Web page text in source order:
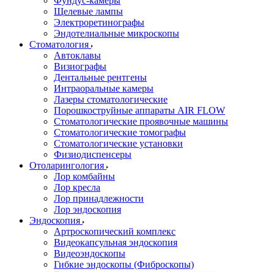
Щелевые лампы
Электроретинографы
Эндотелиальные микроскопы
Стоматология
Автоклавы
Визиографы
Дентальные рентгены
Интраоральные камеры
Лазеры стоматологические
Порошкоструйные аппараты AIR FLOW
Стоматологические проявочные машины
Стоматологические томографы
Стоматологические установки
Физиодиспенсеры
Отоларингология
Лор комбайны
Лор кресла
Лор принадлежности
Лор эндоскопия
Эндоскопия
Артроскопический комплекс
Видеокапсульная эндоскопия
Видеоэндоскопы
Гибкие эндоскопы (Фиброcкопы)